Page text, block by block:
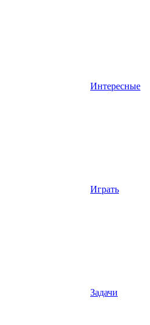
Интересные
Играть
Задачи